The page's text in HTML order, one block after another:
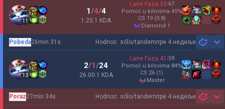
11
1/4/4
1.25:1 KDA
Lane Faza 33:67
Pomoć u kilovima 45%
CS 19 (0.8)
diamond 1
Hodnoc. sólo/tandemпре 4 недеље
Pobeda26min 31s
13
2/1/24
26.00:1 KDA
Lane Faza 41 :59
Pomoć u kilovima 84%
CS 26 (1)
master
Hodnoc. sólo/tandemпре 4 недеље
Poraz27min 34s